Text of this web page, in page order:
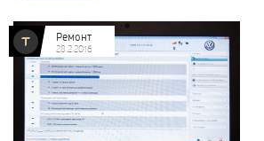
Ремонт
28.2.2016